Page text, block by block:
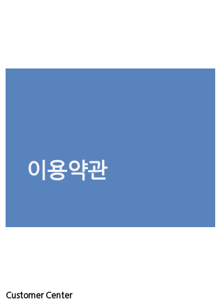
이용약관
Customer Center